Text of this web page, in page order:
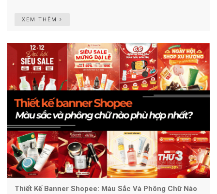
XEM THÊM
Thiết Kế Banner Shopee: Màu Sắc Và Phông Chữ Nào